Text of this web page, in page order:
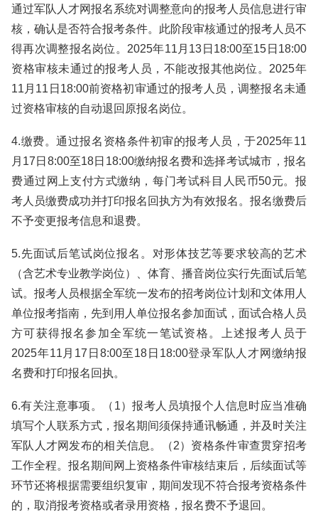
通过军队人才网报名系统对调整意向的报考人员信息进行审
核，确认是否符合报考条件。此阶段审核通过的报考人员不
得再次调整报名岗位。2025年11月13日18:00至15日18:00
资格审核未通过的报考人员，不能改报其他岗位。2025年
11月11日18:00前资格初审通过的报考人员，调整报名未通
过资格审核的自动退回原报名岗位。
4.缴费。通过报名资格条件初审的报考人员，于2025年11
月17日8:00至18日18:00缴纳报名费和选择考试城市，报名
费通过网上支付方式缴纳，每门考试科目人民币50元。报
考人员缴费成功并打印报名回执方为有效报名。报名缴费后
不予变更报考信息和退费。
5.先面试后笔试岗位报名。对形体技艺等要求较高的艺术
（含艺术专业教学岗位）、体育、播音岗位实行先面试后笔
试。报考人员根据全军统一发布的招考岗位计划和文体用人
单位报考指南，先到用人单位报名参加面试，面试合格人员
方可获得报名参加全军统一笔试资格。上述报考人员于
2025年11月17日8:00至18日18:00登录军队人才网缴纳报
名费和打印报名回执。
6.有关注意事项。（1）报考人员填报个人信息时应当准确
填写个人联系方式，报名期间须保持通讯畅通，并及时关注
军队人才网发布的相关信息。（2）资格条件审查贯穿招考
工作全程。报名期间网上资格条件审核结束后，后续面试等
环节还将根据需要组织复审，期间发现不符合报考资格条件
的，取消报考资格或者录用资格，报名费不予退回。